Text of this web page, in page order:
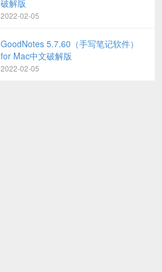
破解版
2022-02-05
GoodNotes 5.7.60（手写笔记软件）
for Mac中文破解版
2022-02-05